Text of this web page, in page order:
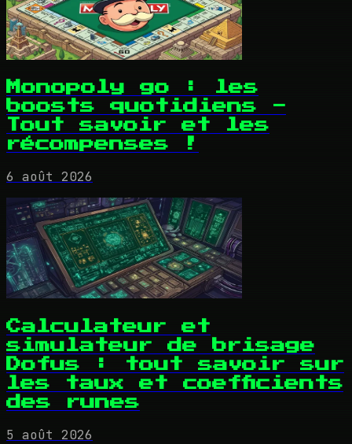
Monopoly go : les
boosts quotidiens -
Tout savoir et les
récompenses !
6 août 2026
Calculateur et
simulateur de brisage
Dofus : tout savoir sur
les taux et coefficients
des runes
5 août 2026